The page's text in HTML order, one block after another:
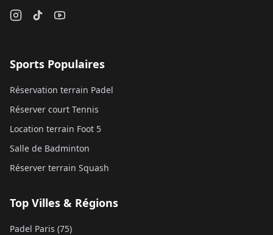
Sports Populaires
Réservation terrain Padel
Réserver court Tennis
Location terrain Foot 5
Salle de Badminton
Réserver terrain Squash
Top Villes & Régions
Padel Paris (75)